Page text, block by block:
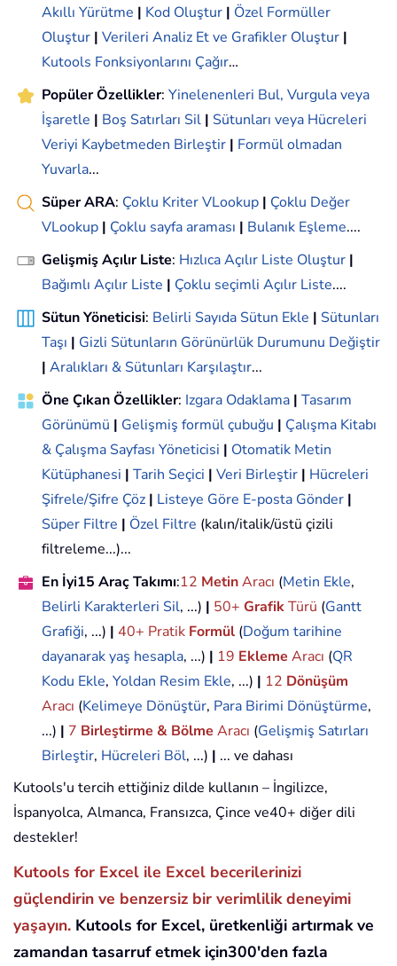
Akıllı Yürütme | Kod Oluştur | Özel Formüller
Oluştur | Verileri Analiz Et ve Grafikler Oluştur |
Kutools Fonksiyonlarını Çağır…
Popüler Özellikler: Yinelenenleri Bul, Vurgula veya
İşaretle | Boş Satırları Sil | Sütunları veya Hücreleri
Veriyi Kaybetmeden Birleştir | Formül olmadan
Yuvarla...
Süper ARA: Çoklu Kriter VLookup | Çoklu Değer
VLookup | Çoklu sayfa araması | Bulanık Eşleme....
Gelişmiş Açılır Liste: Hızlıca Açılır Liste Oluştur |
Bağımlı Açılır Liste | Çoklu seçimli Açılır Liste....
Sütun Yöneticisi: Belirli Sayıda Sütun Ekle | Sütunları
Taşı | Gizli Sütunların Görünürlük Durumunu Değiştir
| Aralıkları & Sütunları Karşılaştır...
Öne Çıkan Özellikler: Izgara Odaklama | Tasarım
Görünümü | Gelişmiş formül çubuğu | Çalışma Kitabı
& Çalışma Sayfası Yöneticisi | Otomatik Metin
Kütüphanesi | Tarih Seçici | Veri Birleştir | Hücreleri
Şifrele/Şifre Çöz | Listeye Göre E-posta Gönder |
Süper Filtre | Özel Filtre (kalın/italik/üstü çizili
filtreleme...)...
En İyi15 Araç Takımı:12 MetinAracı (Metin Ekle,
Belirli Karakterleri Sil, ...) | 50+ GrafikTürü (Gantt
Grafiği, ...) | 40+ Pratik Formül (Doğum tarihine
dayanarak yaş hesapla, ...) | 19 Ekleme Aracı (QR
Kodu Ekle, Yoldan Resim Ekle, ...) | 12 Dönüşüm
Aracı (Kelimeye Dönüştür, Para Birimi Dönüştürme,
...) | 7 Birleştirme & Bölme Aracı (Gelişmiş Satırları
Birleştir, Hücreleri Böl, ...) | ... ve dahası
Kutools'u tercih ettiğiniz dilde kullanın – İngilizce,
İspanyolca, Almanca, Fransızca, Çince ve40+ diğer dili
destekler!
Kutools for Excel ile Excel becerilerinizi
güçlendirin ve benzersiz bir verimlilik deneyimi
yaşayın. Kutools for Excel, üretkenliği artırmak ve
zamandan tasarruf etmek için300'den fazla